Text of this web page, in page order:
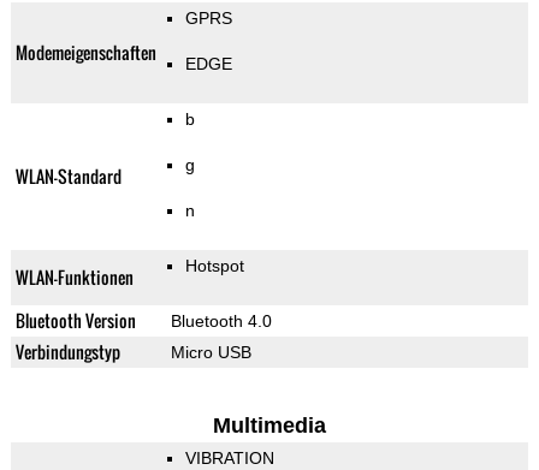
Modemeigenschaften
GPRS
EDGE
WLAN-Standard
b
g
n
WLAN-Funktionen Hotspot
Bluetooth Version Bluetooth 4.0
Verbindungstyp Micro USB
Multimedia
VIBRATION